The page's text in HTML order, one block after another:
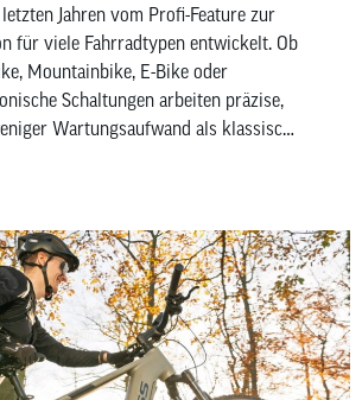
Jahren vom Profi-Feature zur
für viele Fahrradtypen entwickelt. Ob
Mountainbike, E-Bike oder
Schaltungen arbeiten präzise,
Wartungsaufwand als klassische
und SRAM mit AXS
Während Shimano
und Nabenschaltungen anbietet,
vor allem auf kabellose
In diesem Artikel
elektronischen Schaltungen es von
gibt, wofür und für wen sie sich